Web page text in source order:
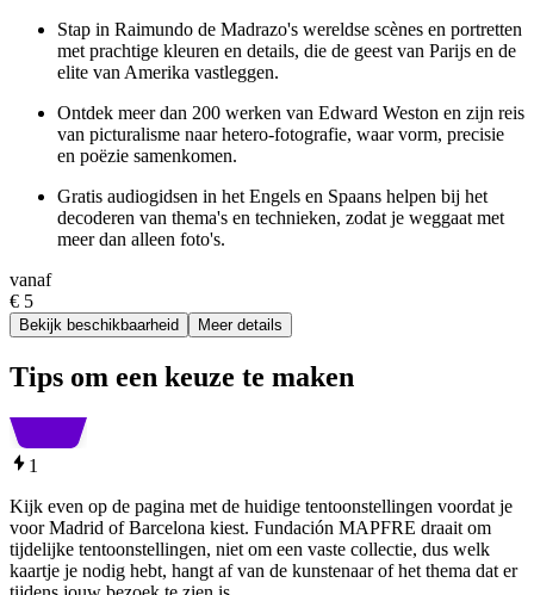
Stap in Raimundo de Madrazo's wereldse scènes en portretten
met prachtige kleuren en details, die de geest van Parijs en de
elite van Amerika vastleggen.
Ontdek meer dan 200 werken van Edward Weston en zijn reis
van picturalisme naar hetero-fotografie, waar vorm, precisie
en poëzie samenkomen.
Gratis audiogidsen in het Engels en Spaans helpen bij het
decoderen van thema's en technieken, zodat je weggaat met
meer dan alleen foto's.
vanaf
€ 5
Bekijk beschikbaarheid Meer details
Tips om een keuze te maken
1
Kijk even op de pagina met de huidige tentoonstellingen voordat je
voor Madrid of Barcelona kiest. Fundación MAPFRE draait om
tijdelijke tentoonstellingen, niet om een vaste collectie, dus welk
kaartje je nodig hebt, hangt af van de kunstenaar of het thema dat er